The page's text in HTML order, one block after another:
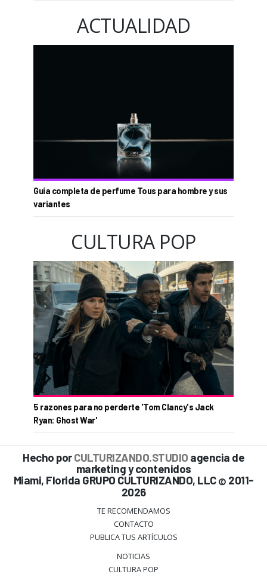
ACTUALIDAD
Guía completa de perfume Tous para hombre y sus
variantes
CULTURA POP
5 razones para no perderte 'Tom Clancy's Jack
Ryan: Ghost War'
Hecho porCULTURIZANDO.STUDIO agencia de
marketing y contenidos
Miami, Florida GRUPO CULTURIZANDO, LLC © 2011-
2026
TE RECOMENDAMOS
CONTACTO
PUBLICA TUS ARTÍCULOS
NOTICIAS
CULTURA POP